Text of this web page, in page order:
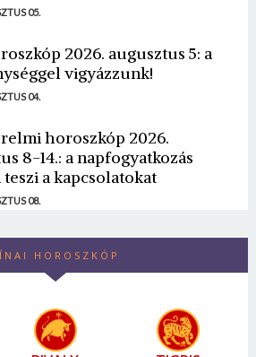
05.
2026. augusztus 5: a
vigyázzunk!
04.
horoszkóp 2026.
8-14.: a napfogyatkozás
a kapcsolatokat
08.
HOROSZKÓP